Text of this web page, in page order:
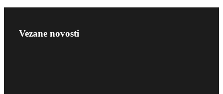
Vezane novosti